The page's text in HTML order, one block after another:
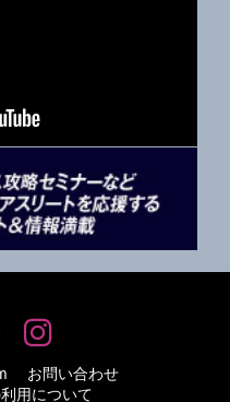
お問い合わせ
用について